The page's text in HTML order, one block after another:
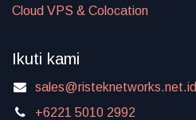
Cloud VPS & Colocation
Ikuti kami
sales@risteknetworks.net.id
+6221 5010 2992